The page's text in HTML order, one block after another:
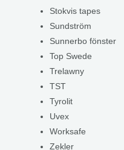
Stokvis tapes
Sundström
Sunnerbo fönster
Top Swede
Trelawny
TST
Tyrolit
Uvex
Worksafe
Zekler